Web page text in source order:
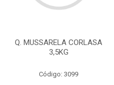
Q. MUSSARELA CORLASA
3,5KG
Código: 3099